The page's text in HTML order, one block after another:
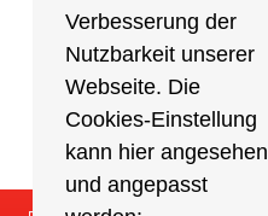
Verbesserung der
Nutzbarkeit unserer
Webseite. Die
Cookies-Einstellung
kann hier angesehen
und angepasst